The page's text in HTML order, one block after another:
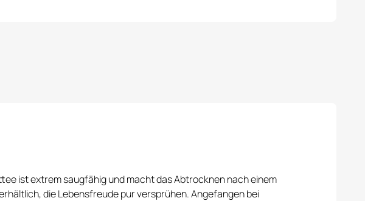
ist extrem saugfähig und macht das Abtrocknen nach einem
die Lebensfreude pur versprühen. Angefangen bei